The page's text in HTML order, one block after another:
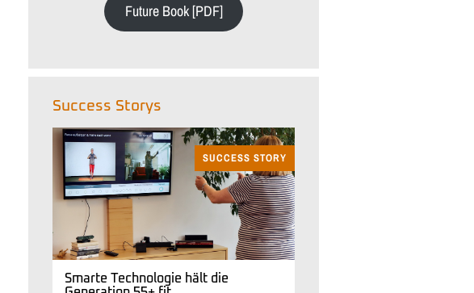
Future Book [PDF]
Success Storys
SUCCESS STORY
Smarte Technologie hält die